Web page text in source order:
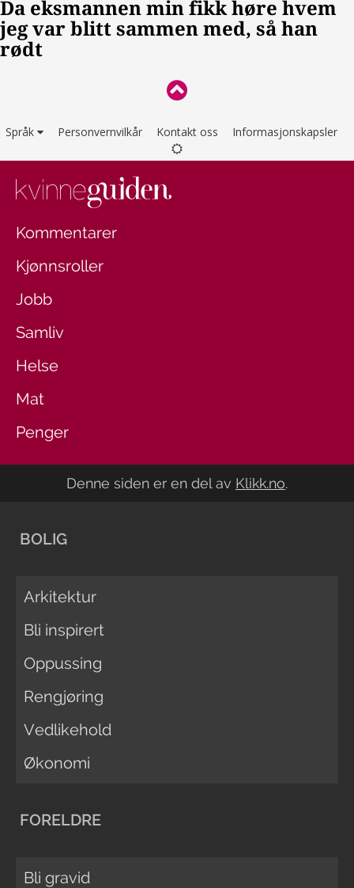
Språk Personvernvilkår Kontakt oss Informasjonskapsler
Kommentarer
Kjønnsroller
Jobb
Samliv
Helse
Mat
Penger
Denne siden er en del av Klikk.no.
BOLIG
Arkitektur
Bli inspirert
Oppussing
Rengjøring
Vedlikehold
Økonomi
FORELDRE
Bli gravid